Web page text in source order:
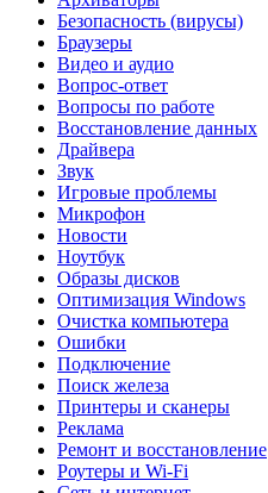
Безопасность (вирусы)
Браузеры
Видео и аудио
Вопрос-ответ
Вопросы по работе
Восстановление данных
Драйвера
Звук
Игровые проблемы
Микрофон
Новости
Ноутбук
Образы дисков
Оптимизация Windows
Очистка компьютера
Ошибки
Подключение
Поиск железа
Принтеры и сканеры
Реклама
Ремонт и восстановление
Роутеры и Wi-Fi